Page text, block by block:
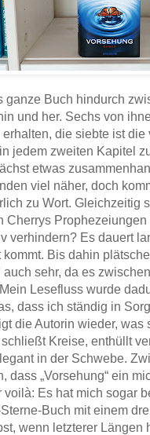
ganze Buch hindurch
und her. Sechs von
die siebte ist
jedem zweiten Kapitel
etwas
viel näher, doch
zu Wort. Gleichzeitig
Cherrys
verhindern? Es dauert
Bis dahin
auch sehr, da es
Lesefluss wurde
dass ich ständig in
die Autorin wieder, was
Kreise, enthüllt
in der Schwebe.
dass „Vorsehung“ ein
voilà: Es hat mich sogar
Buch mit einem
wenn letzterer Längen